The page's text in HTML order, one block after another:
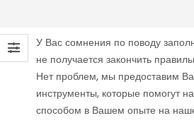
У Вас сомнения по поводу
не получается закончить
Нет проблем, мы предоставим
инструменты, которые помогут
способом в Вашем опыте на